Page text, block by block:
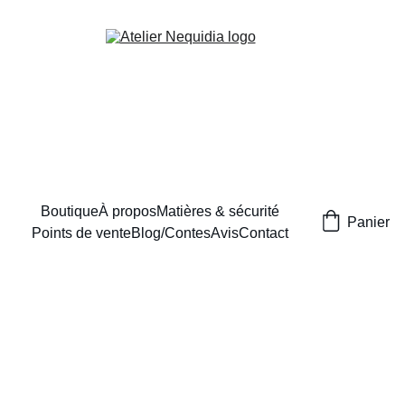
BoutiqueÀ proposMatières & sécurité
Points de venteBlog/ContesAvisContact
Panier